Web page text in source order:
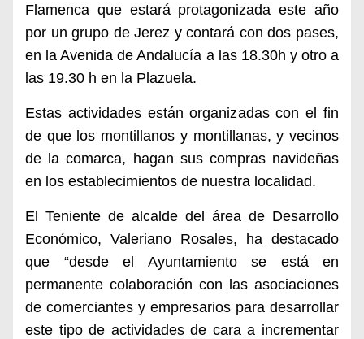
Flamenca que estará protagonizada este año
por un grupo de Jerez y contará con dos pases,
en la Avenida de Andalucía a las 18.30h y otro a
las 19.30 h en la Plazuela.
Estas actividades están organizadas con el fin
de que los montillanos y montillanas, y vecinos
de la comarca, hagan sus compras navideñas
en los establecimientos de nuestra localidad.
El Teniente de alcalde del área de Desarrollo
Económico, Valeriano Rosales, ha destacado
que “desde el Ayuntamiento se está en
permanente colaboración con las asociaciones
de comerciantes y empresarios para desarrollar
este tipo de actividades de cara a incrementar